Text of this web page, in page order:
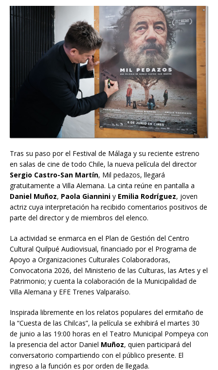
Tras su paso por el Festival de Málaga y su reciente estreno
en salas de cine de todo Chile, la nueva película del director
Sergio Castro-San Martín, Mil pedazos, llegará
gratuitamente a Villa Alemana. La cinta reúne en pantalla a
Daniel Muñoz, Paola Giannini y Emilia Rodríguez, joven
actriz cuya interpretación ha recibido comentarios positivos de
parte del director y de miembros del elenco.
La actividad se enmarca en el Plan de Gestión del Centro
Cultural Quilpué Audiovisual, financiado por el Programa de
Apoyo a Organizaciones Culturales Colaboradoras,
Convocatoria 2026, del Ministerio de las Culturas, las Artes y el
Patrimonio; y cuenta la colaboración de la Municipalidad de
Villa Alemana y EFE Trenes Valparaíso.
Inspirada libremente en los relatos populares del ermitaño de
la “Cuesta de las Chilcas”, la película se exhibirá el martes 30
de junio a las 19:00 horas en el Teatro Municipal Pompeya con
la presencia del actor Daniel Muñoz, quien participará del
conversatorio compartiendo con el público presente. El
ingreso a la función es por orden de llegada.